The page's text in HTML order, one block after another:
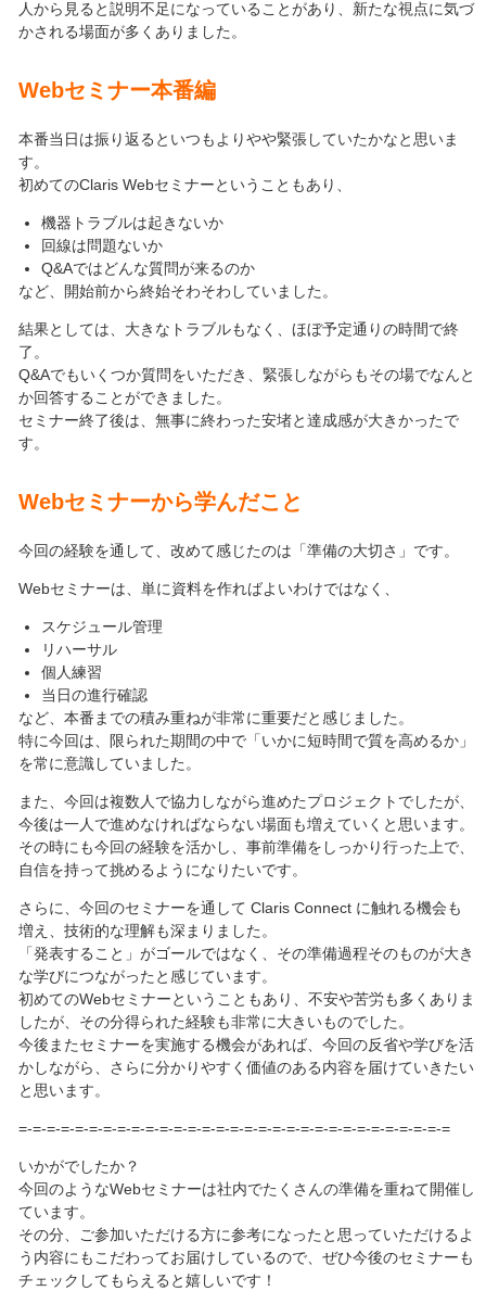
人から見ると説明不足になっていることがあり、新たな視点に気づ
かされる場面が多くありました。
Webセミナー本番編
本番当日は振り返るといつもよりやや緊張していたかなと思いま
す。
初めてのClaris Webセミナーということもあり、
機器トラブルは起きないか
回線は問題ないか
Q&Aではどんな質問が来るのか
など、開始前から終始そわそわしていました。
結果としては、大きなトラブルもなく、ほぼ予定通りの時間で終
了。
Q&Aでもいくつか質問をいただき、緊張しながらもその場でなんと
か回答することができました。
セミナー終了後は、無事に終わった安堵と達成感が大きかったで
す。
Webセミナーから学んだこと
今回の経験を通して、改めて感じたのは「準備の大切さ」です。
Webセミナーは、単に資料を作ればよいわけではなく、
スケジュール管理
リハーサル
個人練習
当日の進行確認
など、本番までの積み重ねが非常に重要だと感じました。
特に今回は、限られた期間の中で「いかに短時間で質を高めるか」
を常に意識していました。
また、今回は複数人で協力しながら進めたプロジェクトでしたが、
今後は一人で進めなければならない場面も増えていくと思います。
その時にも今回の経験を活かし、事前準備をしっかり行った上で、
自信を持って挑めるようになりたいです。
さらに、今回のセミナーを通して Claris Connect に触れる機会も
増え、技術的な理解も深まりました。
「発表すること」がゴールではなく、その準備過程そのものが大き
な学びにつながったと感じています。
初めてのWebセミナーということもあり、不安や苦労も多くありま
したが、その分得られた経験も非常に大きいものでした。
今後またセミナーを実施する機会があれば、今回の反省や学びを活
かしながら、さらに分かりやすく価値のある内容を届けていきたい
と思います。
=-=-=-=-=-=-=-=-=-=-=-=-=-=-=-=-=-=-=-=-=-=-=-=-=-=-=-=-=-=-=
いかがでしたか？
今回のようなWebセミナーは社内でたくさんの準備を重ねて開催し
ています。
その分、ご参加いただける方に参考になったと思っていただけるよ
う内容にもこだわってお届けしているので、ぜひ今後のセミナーも
チェックしてもらえると嬉しいです！